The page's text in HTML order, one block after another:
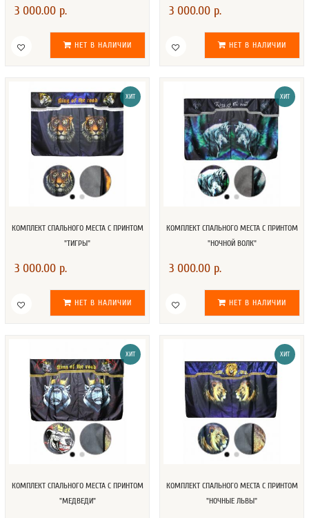
3 000.00 р.
НЕТ В НАЛИЧИИ
3 000.00 р.
НЕТ В НАЛИЧИИ
ХИТ
КОМПЛЕКТ СПАЛЬНОГО МЕСТА С ПРИНТОМ
"ТИГРЫ"
3 000.00 р.
НЕТ В НАЛИЧИИ
ХИТ
КОМПЛЕКТ СПАЛЬНОГО МЕСТА С ПРИНТОМ
"НОЧНОЙ ВОЛК"
3 000.00 р.
НЕТ В НАЛИЧИИ
ХИТ
КОМПЛЕКТ СПАЛЬНОГО МЕСТА С ПРИНТОМ
"МЕДВЕДИ"
ХИТ
КОМПЛЕКТ СПАЛЬНОГО МЕСТА С ПРИНТОМ
"НОЧНЫЕ ЛЬВЫ"